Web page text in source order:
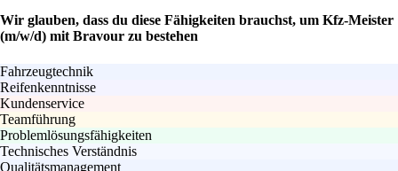
Wir glauben, dass du diese Fähigkeiten brauchst, um Kfz-Meister
(m/w/d) mit Bravour zu bestehen
Fahrzeugtechnik
Reifenkenntnisse
Kundenservice
Teamführung
Problemlösungsfähigkeiten
Technisches Verständnis
Qualitätsmanagement